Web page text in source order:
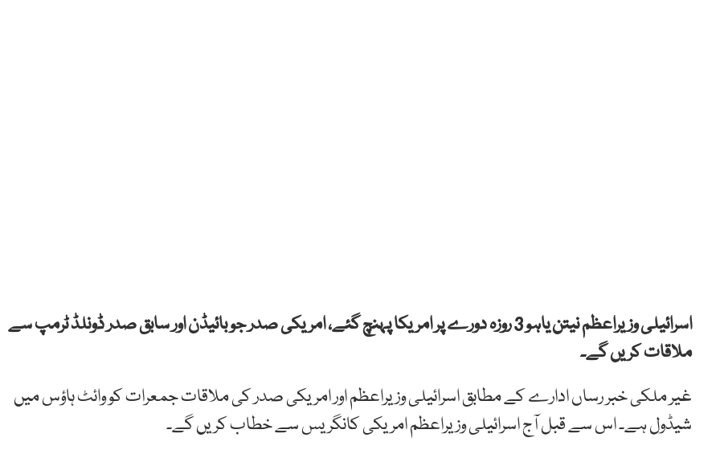
اسرائیلی وزیراعظم نیتن یاہو 3 روزہ دورے پر امریکا پہنچ گئے، امریکی صدر جو بائیڈن اور سابق صدر ڈونلڈ ٹرمپ سے
ملاقات کریں گے۔
غیر ملکی خبر رساں ادارے کے مطابق اسرائیلی وزیراعظم اور امریکی صدر کی ملاقات جمعرات کو وائٹ ہاؤس میں
شیڈول ہے۔ اس سے قبل آج اسرائیلی وزیراعظم امریکی کانگریس سے خطاب کریں گے۔